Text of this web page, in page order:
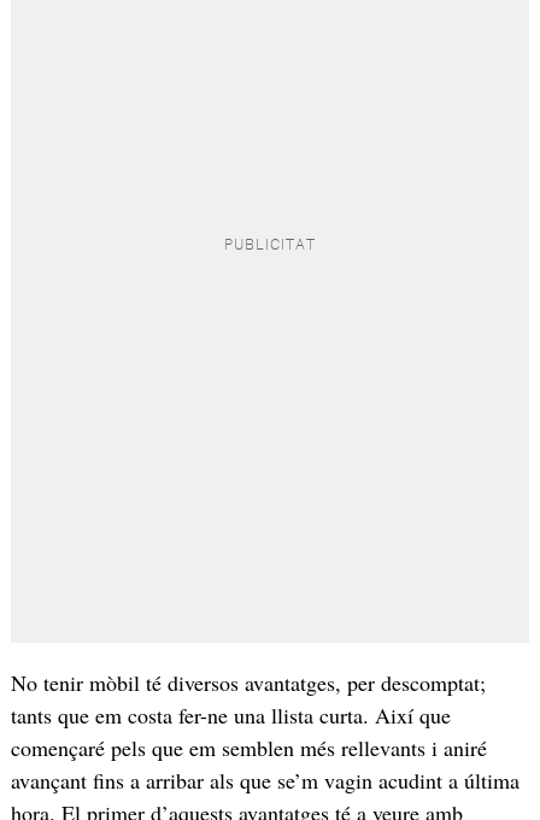
No tenir mòbil té diversos avantatges, per descomptat;
tants que em costa fer-ne una llista curta. Així que
començaré pels que em semblen més rellevants i aniré
avançant fins a arribar als que se’m vagin acudint a última
hora. El primer d’aquests avantatges té a veure amb